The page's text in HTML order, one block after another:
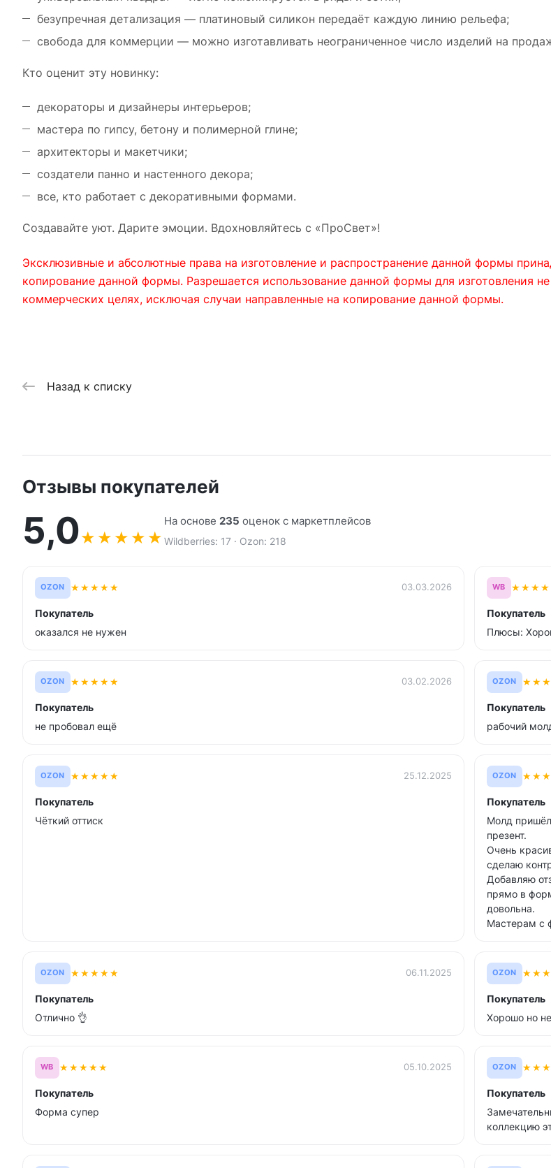
безупречная детализация — платиновый силикон передаёт каждую линию рельефа;
свобода для коммерции — можно изготавливать неограниченное число изделий на
Кто оценит эту новинку:
декораторы и дизайнеры интерьеров;
мастера по гипсу, бетону и полимерной глине;
архитекторы и макетчики;
создатели панно и настенного декора;
все, кто работает с декоративными формами.
Создавайте уют. Дарите эмоции. Вдохновляйтесь с «ПроСвет»!
Эксклюзивные и абсолютные права на изготовление и распространение данной формы
копирование данной формы. Разрешается использование данной формы для изготовления
коммерческих целях, исключая случаи направленные на копирование данной формы.
Назад к списку
Отзывы покупателей
5,0★ ★ ★ ★ ★
На основе 235 оценок с маркетплейсов
Wildberries: 17 · Ozon: 218
OZON ★★★★★ 03.03.2026
Покупатель
оказался не нужен
WB ★★★★
Покупатель
Плюсы:
OZON ★★★★★ 03.02.2026
Покупатель
не пробовал ещё
OZON ★★★
Покупатель
рабочий
OZON ★★★★★ 25.12.2025
Покупатель
Чёткий оттиск
OZON ★★★
Покупатель
Молд
презент.
Очень
сделаю
Добавляю
прямо в
довольна.
Мастерам с
OZON ★★★★★ 06.11.2025
Покупатель
Отлично 👌
OZON ★★★
Покупатель
Хорошо но
WB ★★★★★ 05.10.2025
Покупатель
Форма супер
OZON ★★★
Покупатель
коллекцию